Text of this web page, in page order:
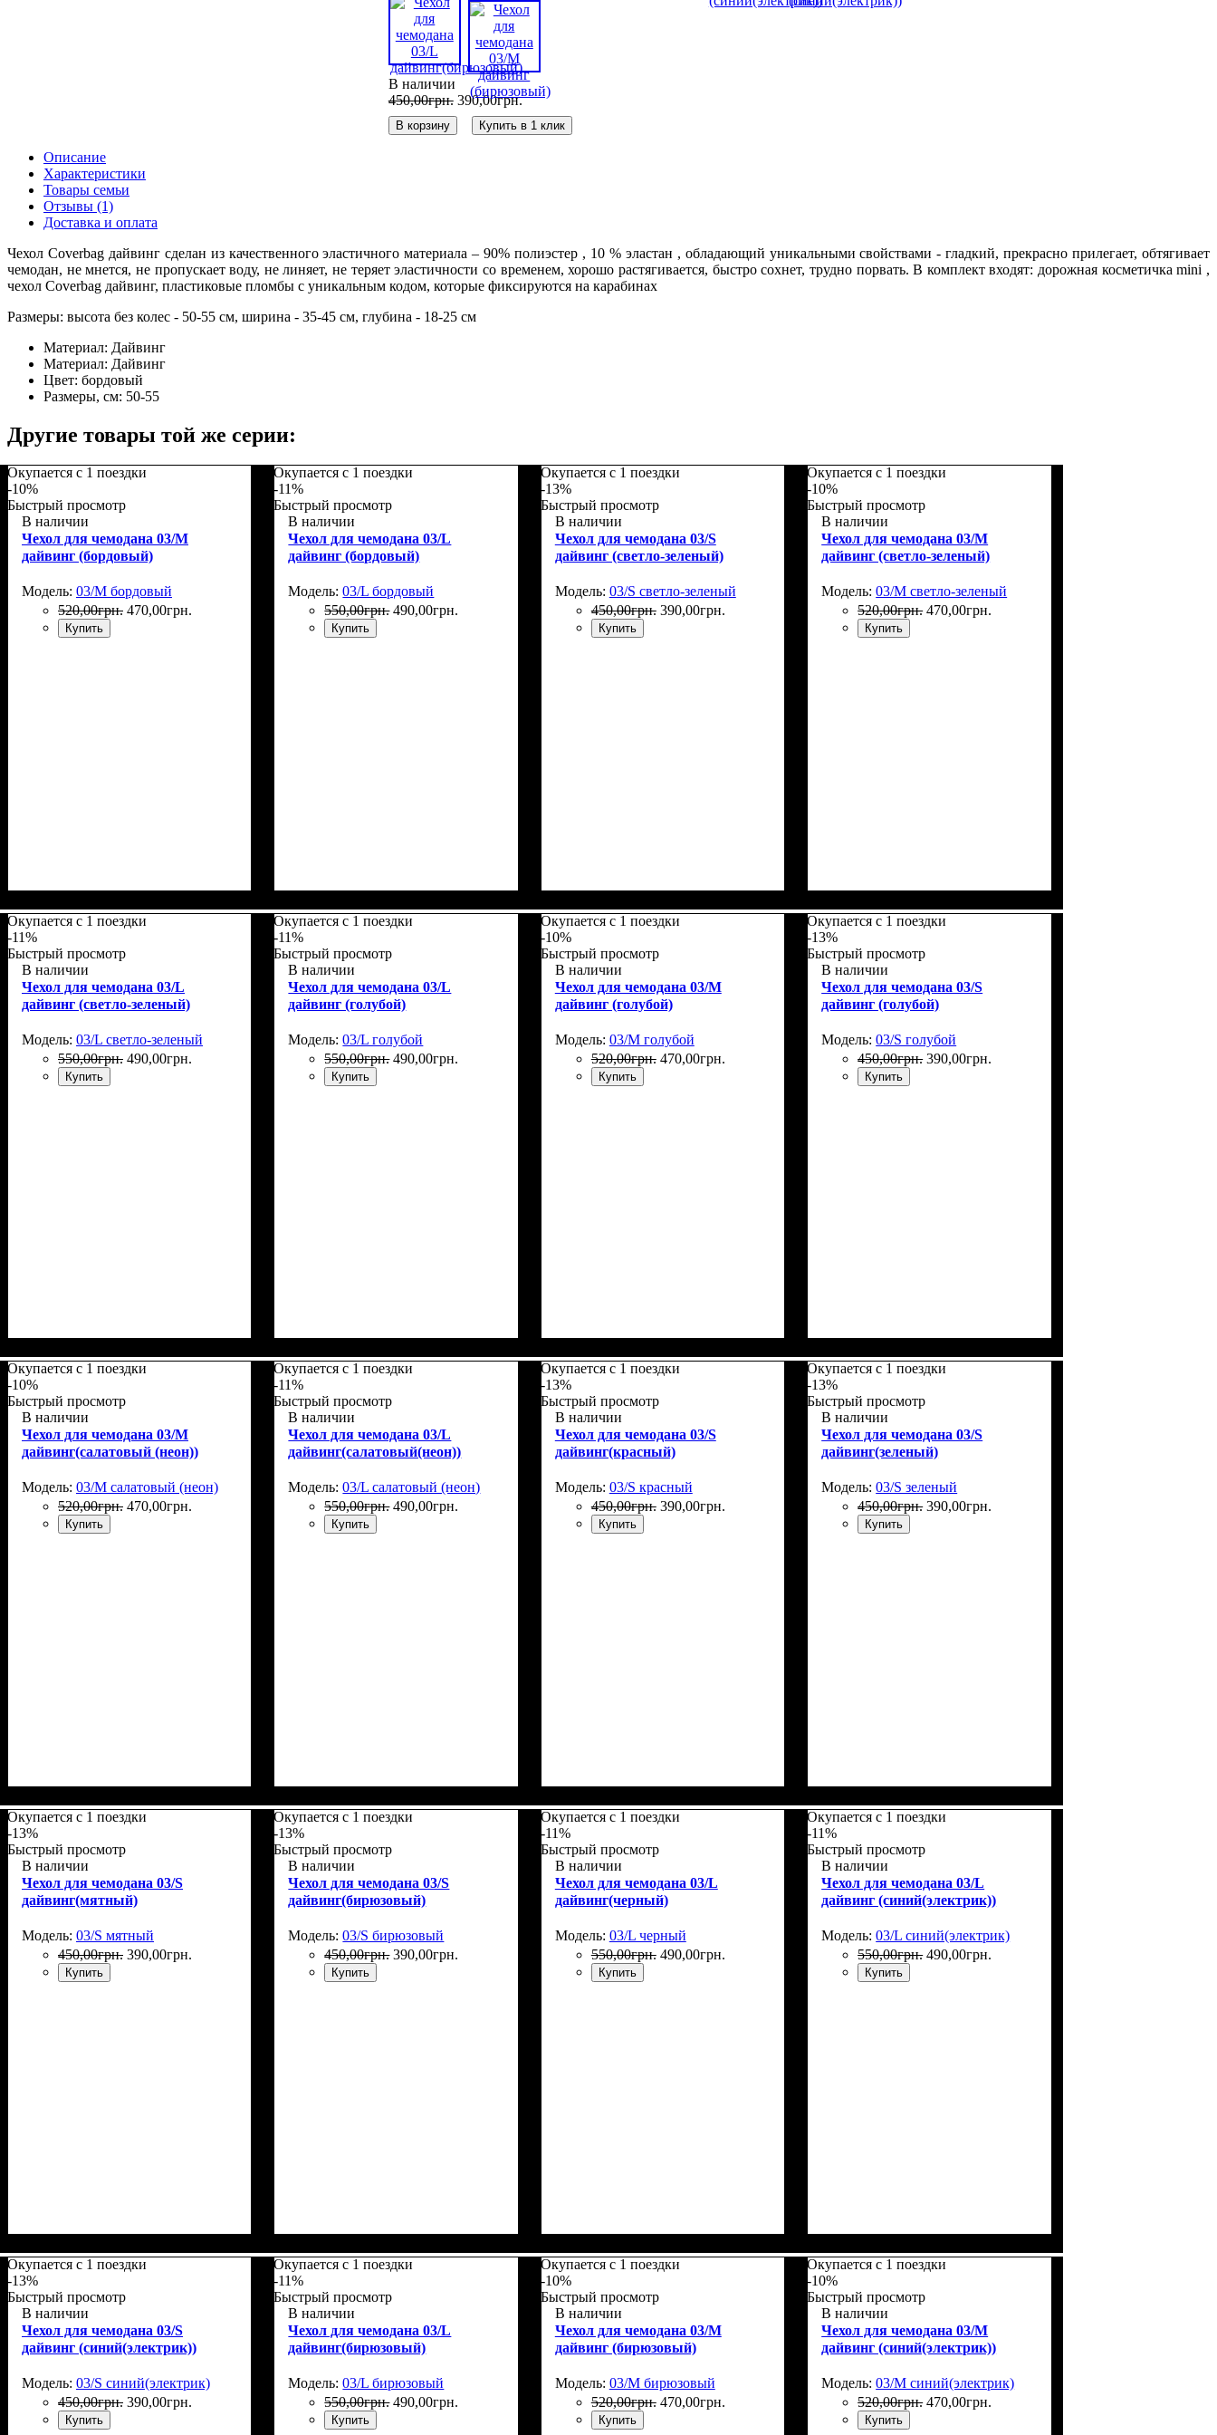
В наличии
450,00грн. 390,00грн.
В корзину Купить в 1 клик
Описание
Характеристики
Товары семьи
Отзывы (1)
Доставка и оплата
Чехол Coverbag дайвинг сделан из качественного эластичного материала – 90% полиэстер , 10 % эластан , обладающий уникальными свойствами - гладкий, прекрасно прилегает, обтягивает
чемодан, не мнется, не пропускает воду, не линяет, не теряет эластичности со временем, хорошо растягивается, быстро сохнет, трудно порвать. В комплект входят: дорожная косметичка mini ,
чехол Coverbag дайвинг, пластиковые пломбы с уникальным кодом, которые фиксируются на карабинах
Размеры: высота без колес - 50-55 см, ширина - 35-45 см, глубина - 18-25 см
Материал: Дайвинг
Материал: Дайвинг
Цвет: бордовый
Размеры, см: 50-55
Другие товары той же серии:
Окупается с 1 поездки
-10%
Быстрый просмотр
В наличии
Чехол для чемодана 03/M
дайвинг (бордовый)
Модель: 03/M бордовый
520,00грн. 470,00грн.
Купить
Окупается с 1 поездки
-11%
Быстрый просмотр
В наличии
Чехол для чемодана 03/L
дайвинг (бордовый)
Модель:03/L бордовый
550,00грн. 490,00грн.
Купить
Окупается с 1 поездки
-13%
Быстрый просмотр
В наличии
Чехол для чемодана 03/S
дайвинг (светло-зеленый)
Модель: 03/S светло-зеленый
450,00грн. 390,00грн.
Купить
Окупается с 1 поездки
-10%
Быстрый просмотр
В наличии
Чехол для чемодана 03/M
дайвинг (светло-зеленый)
Модель:03/M светло-зеленый
520,00грн. 470,00грн.
Купить
Окупается с 1 поездки
-11%
Быстрый просмотр
В наличии
Чехол для чемодана 03/L
дайвинг (светло-зеленый)
Модель: 03/L светло-зеленый
550,00грн. 490,00грн.
Купить
Окупается с 1 поездки
-11%
Быстрый просмотр
В наличии
Чехол для чемодана 03/L
дайвинг (голубой)
Модель:03/L голубой
550,00грн. 490,00грн.
Купить
Окупается с 1 поездки
-10%
Быстрый просмотр
В наличии
Чехол для чемодана 03/M
дайвинг (голубой)
Модель: 03/M голубой
520,00грн. 470,00грн.
Купить
Окупается с 1 поездки
-13%
Быстрый просмотр
В наличии
Чехол для чемодана 03/S
дайвинг (голубой)
Модель:03/S голубой
450,00грн. 390,00грн.
Купить
Окупается с 1 поездки
-10%
Быстрый просмотр
В наличии
Чехол для чемодана 03/M
дайвинг(салатовый (неон))
Модель: 03/M салатовый (неон)
520,00грн. 470,00грн.
Купить
Окупается с 1 поездки
-11%
Быстрый просмотр
В наличии
Чехол для чемодана 03/L
дайвинг(салатовый(неон))
Модель:03/L салатовый (неон)
550,00грн. 490,00грн.
Купить
Окупается с 1 поездки
-13%
Быстрый просмотр
В наличии
Чехол для чемодана 03/S
дайвинг(красный)
Модель: 03/S красный
450,00грн. 390,00грн.
Купить
Окупается с 1 поездки
-13%
Быстрый просмотр
В наличии
Чехол для чемодана 03/S
дайвинг(зеленый)
Модель:03/S зеленый
450,00грн. 390,00грн.
Купить
Окупается с 1 поездки
-13%
Быстрый просмотр
В наличии
Чехол для чемодана 03/S
дайвинг(мятный)
Модель: 03/S мятный
450,00грн. 390,00грн.
Купить
Окупается с 1 поездки
-13%
Быстрый просмотр
В наличии
Чехол для чемодана 03/S
дайвинг(бирюзовый)
Модель:03/S бирюзовый
450,00грн. 390,00грн.
Купить
Окупается с 1 поездки
-11%
Быстрый просмотр
В наличии
Чехол для чемодана 03/L
дайвинг(черный)
Модель: 03/L черный
550,00грн. 490,00грн.
Купить
Окупается с 1 поездки
-11%
Быстрый просмотр
В наличии
Чехол для чемодана 03/L
дайвинг (синий(электрик))
Модель:03/L синий(электрик)
550,00грн. 490,00грн.
Купить
Окупается с 1 поездки
-13%
Быстрый просмотр
В наличии
Чехол для чемодана 03/S
дайвинг (синий(электрик))
Модель: 03/S синий(электрик)
450,00грн. 390,00грн.
Купить
Окупается с 1 поездки
-11%
Быстрый просмотр
В наличии
Чехол для чемодана 03/L
дайвинг(бирюзовый)
Модель:03/L бирюзовый
550,00грн. 490,00грн.
Купить
Окупается с 1 поездки
-10%
Быстрый просмотр
В наличии
Чехол для чемодана 03/M
дайвинг (бирюзовый)
Модель: 03/M бирюзовый
520,00грн. 470,00грн.
Купить
Окупается с 1 поездки
-10%
Быстрый просмотр
В наличии
Чехол для чемодана 03/M
дайвинг (синий(электрик))
Модель:03/M синий(электрик)
520,00грн. 470,00грн.
Купить